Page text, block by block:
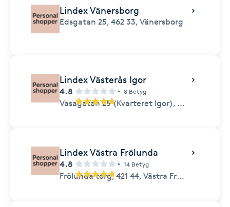
Lindex Vänersborg
Edsgatan 25, 462 33, Vänersborg
Lindex Västerås Igor
4.8 8 Betyg
Vasagatan 25 (Kvarteret Igor),
722 15,
Lindex Västra Frölunda
4.8 14 Betyg
Frölunda torg,421 44, Västra Frölunda